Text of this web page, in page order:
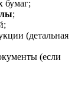
бумаг;
;
(детальная
(если